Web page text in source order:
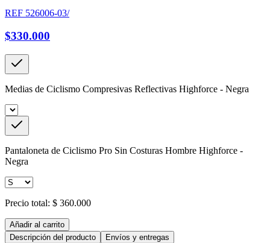
REF 526006-03/
$330.000
Medias de Ciclismo Compresivas Reflectivas Highforce - Negra
Pantaloneta de Ciclismo Pro Sin Costuras Hombre Highforce -
Negra
Precio total: $ 360.000
Añadir al carrito
Descripción del producto
Envíos y entregas